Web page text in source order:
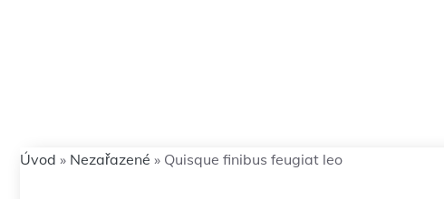
Úvod » Nezařazené » Quisque finibus feugiat leo